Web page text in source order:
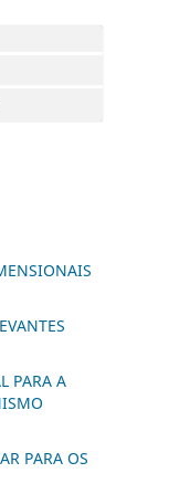
PARA A
PARA OS